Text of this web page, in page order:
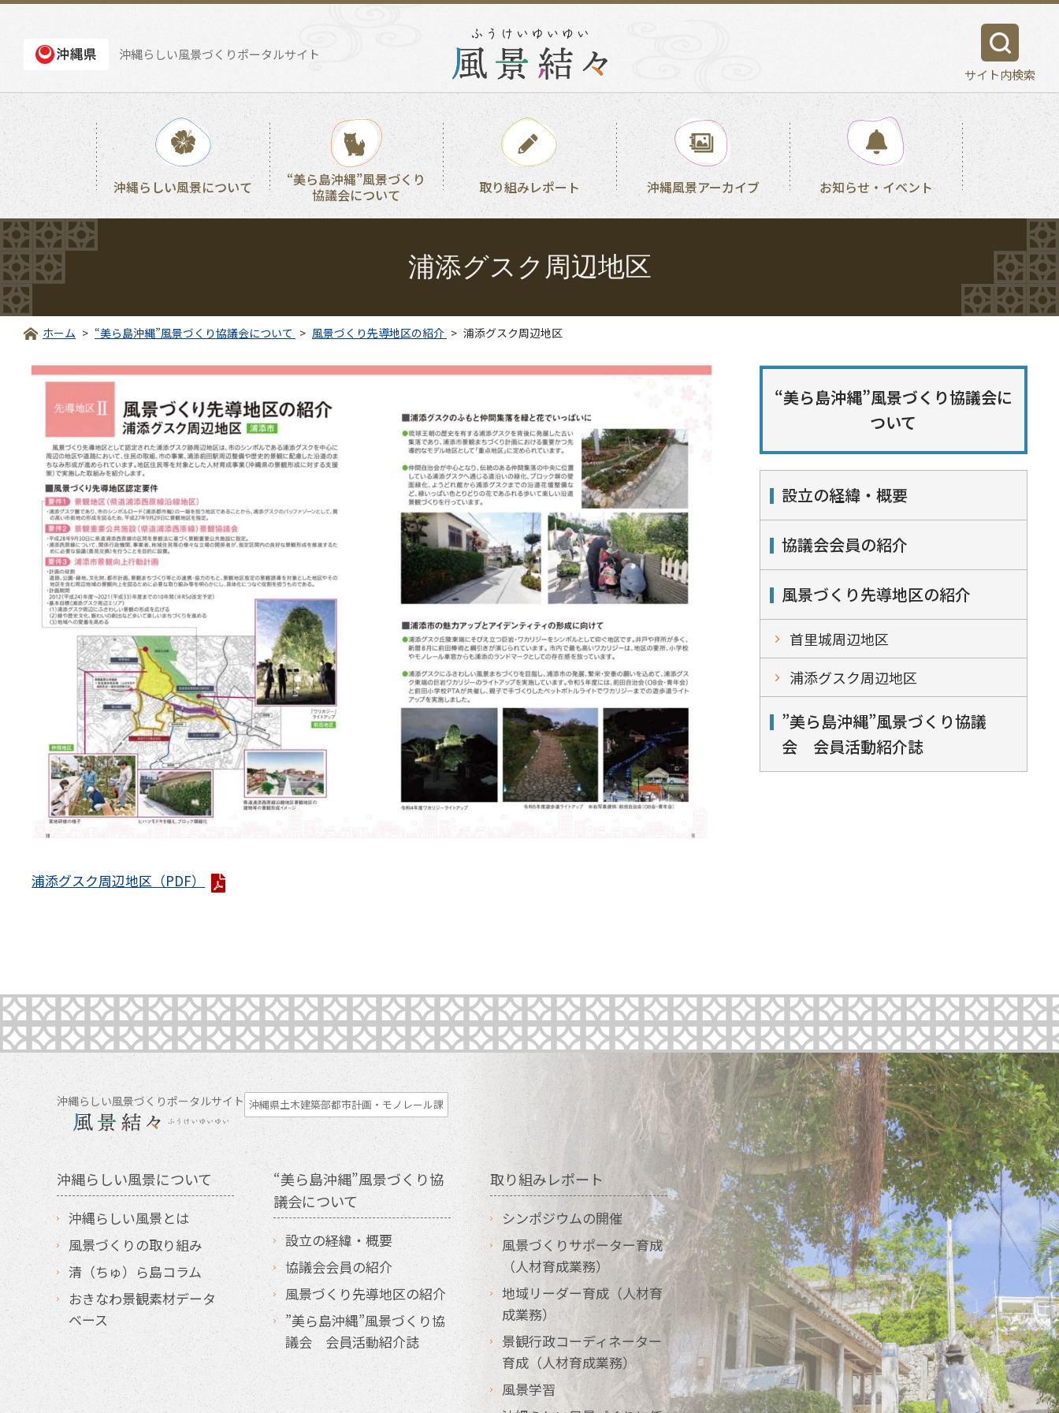
沖縄らしい風景づくりポータルサイト
サイト内検索
沖縄らしい風景について
“美ら島沖縄”風景づくり
協議会について
取り組みレポート 沖縄風景アーカイブ お知らせ・イベント
浦添グスク周辺地区
ホーム “美ら島沖縄”風景づくり協議会について 風景づくり先導地区の紹介 浦添グスク周辺地区
浦添グスク周辺地区（PDF）
“美ら島沖縄”風景づくり協議会に
ついて
設立の経緯・概要
協議会会員の紹介
風景づくり先導地区の紹介
首里城周辺地区
浦添グスク周辺地区
”美ら島沖縄”風景づくり協議
会 会員活動紹介誌
沖縄らしい風景づくりポータルサイト 沖縄県土木建築部都市計画・モノレール課
沖縄らしい風景について
沖縄らしい風景とは
風景づくりの取り組み
清（ちゅ）ら島コラム
おきなわ景観素材データ
ベース
“美ら島沖縄”風景づくり協
議会について
設立の経緯・概要
協議会会員の紹介
風景づくり先導地区の紹介
”美ら島沖縄”風景づくり協
議会 会員活動紹介誌
取り組みレポート
シンポジウムの開催
風景づくりサポーター育成
（人材育成業務）
地域リーダー育成（人材育
成業務）
景観行政コーディネーター
育成（人材育成業務）
風景学習